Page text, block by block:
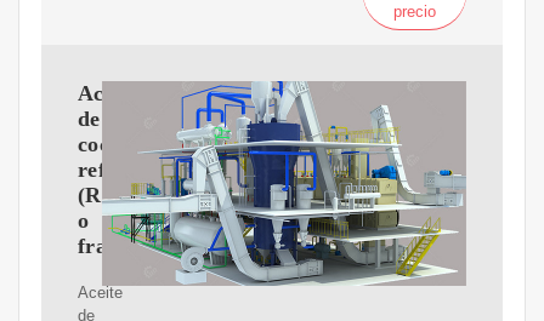
precio
Aceite
de
coco
refinado
(RBD)
o
fraccionado
Aceite
de